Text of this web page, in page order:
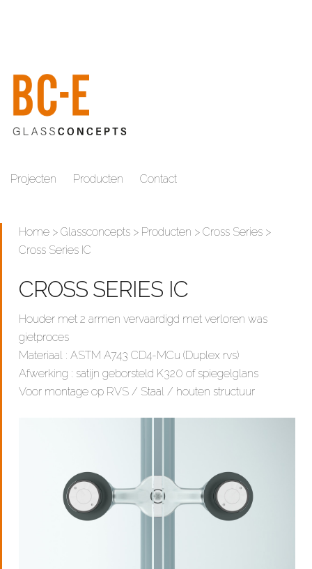
Projecten Producten Contact
Home > Glassconcepts > Producten > Cross Series >
Cross Series IC
CROSS SERIES IC
Houder met 2 armen vervaardigd met verloren was
gietproces
Materiaal : ASTM A743 CD4-MCu (Duplex rvs)
Afwerking : satijn geborsteld K320 of spiegelglans
Voor montage op RVS / Staal / houten structuur